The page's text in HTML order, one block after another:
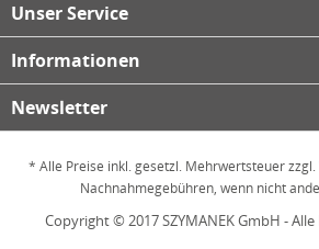
Unser Service
Informationen
Newsletter
* Alle Preise inkl. gesetzl. Mehrwertsteuer zzgl.
Nachnahmegebühren, wenn nicht
Copyright © 2017 SZYMANEK GmbH -